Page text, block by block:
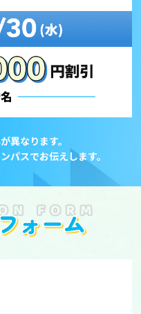
異なります。
パスでお伝えします。